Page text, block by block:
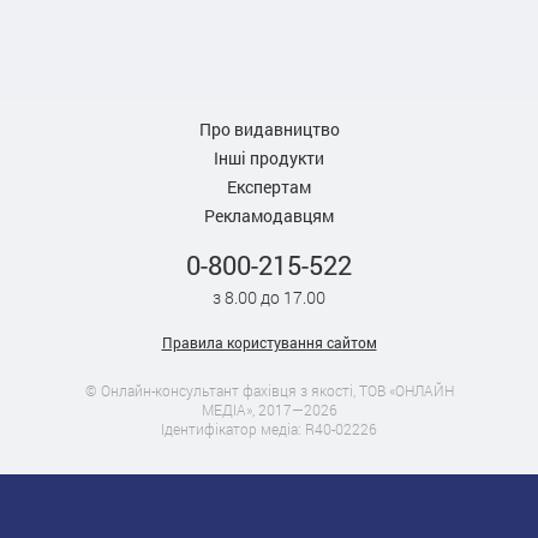
Про видавництво
Інші продукти
Експертам
Рекламодавцям
0-800-215-522
з 8.00 до 17.00
Правила користування сайтом
© Онлайн-консультант фахівця з якості, ТОВ «ОНЛАЙН
МЕДІА», 2017—2026
Ідентифікатор медіа: R40-02226